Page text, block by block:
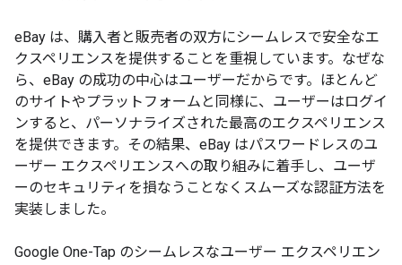
eBay は、購入者と販売者の双方にシームレスで安全なエ
クスペリエンスを提供することを重視しています。なぜな
ら、eBay の成功の中心はユーザーだからです。ほとんど
のサイトやプラットフォームと同様に、ユーザーはログイ
ンすると、パーソナライズされた最高のエクスペリエンス
を提供できます。その結果、eBay はパスワードレスのユ
ーザー エクスペリエンスへの取り組みに着手し、ユーザ
ーのセキュリティを損なうことなくスムーズな認証方法を
実装しました。
Google One-Tap のシームレスなユーザー エクスペリエン